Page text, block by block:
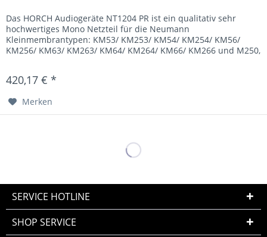
Das HORCH Audiogeräte NT1204 PR ist ein qualitativ sehr
hochwertiges Mono Netzteil für die Neumann
Kleinmembrantypen: KM53/ KM253/ KM54/ KM254/ KM56/
KM256/ KM63/ KM263/ KM64/ KM264/ KM66/ KM266 und M250,
420,17 € *
Merken
SERVICE HOTLINE
SHOP SERVICE